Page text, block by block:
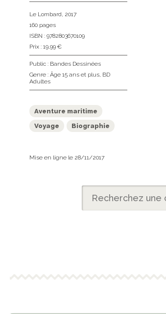
Le Lombard, 2017
160 pages
ISBN : 9782803670109
Prix : 19,99 €
Public : Bandes Dessinées
Genre : Âge 15 ans et plus, BD
Adultes
Aventure maritime
Voyage
Biographie
Mise en ligne le 28/11/2017